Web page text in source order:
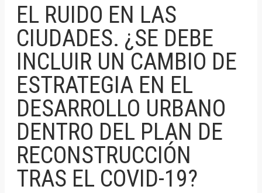
EL RUIDO EN LAS
CIUDADES. ¿SE DEBE
INCLUIR UN CAMBIO DE
ESTRATEGIA EN EL
DESARROLLO URBANO
DENTRO DEL PLAN DE
RECONSTRUCCIÓN
TRAS EL COVID-19?